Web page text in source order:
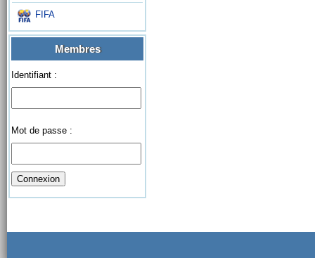
FIFA
Membres
Identifiant :
Mot de passe :